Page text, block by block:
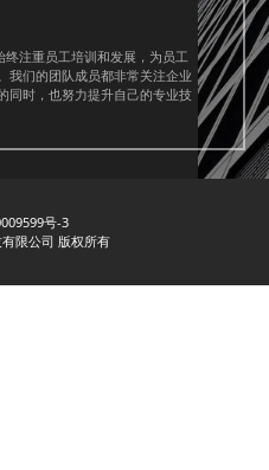
终注重员工培训和发展，为员工
我们的团队成员都非常关注企业
同时，也努力提升自己的专业技
号-3
限公司 版权所有